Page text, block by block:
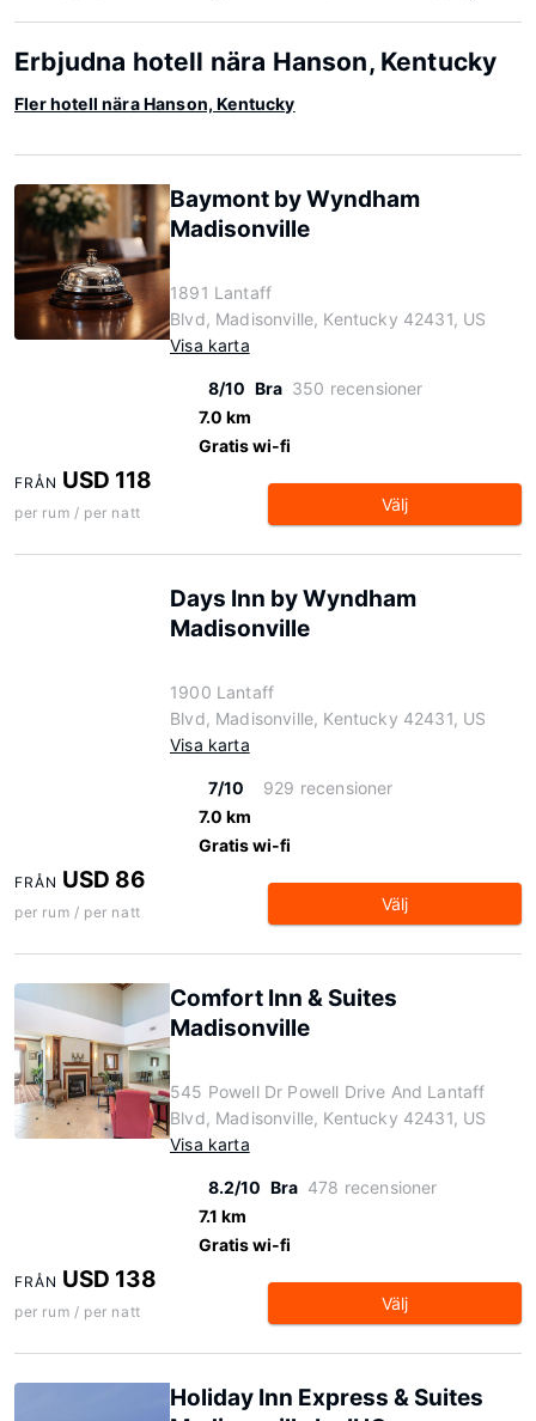
Erbjudna hotell nära Hanson, Kentucky
Fler hotell nära Hanson, Kentucky
Baymont by Wyndham
Madisonville
1891 Lantaff
Blvd, Madisonville, Kentucky 42431, US
Visa karta
8/10 Bra 350 recensioner
7.0 km
Gratis wi-fi
FRÅN USD 118
per rum / per natt Välj
Days Inn by Wyndham
Madisonville
1900 Lantaff
Blvd, Madisonville, Kentucky 42431, US
Visa karta
7/10
929 recensioner
7.0 km
Gratis wi-fi
FRÅN USD 86
per rum / per natt Välj
Comfort Inn & Suites
Madisonville
545 Powell Dr Powell Drive And Lantaff
Blvd, Madisonville, Kentucky 42431, US
Visa karta
8.2/10 Bra 478 recensioner
7.1 km
Gratis wi-fi
FRÅN USD 138
per rum / per natt Välj
Holiday Inn Express & Suites